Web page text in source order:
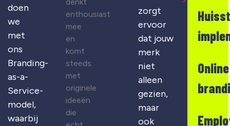
doen
we
met
ons
Branding-
as-a-
Service-
model,
waarbij
enthousiast
mee
en
komt
steeds
met
originele
ideeën
die
zorgt
ervoor
dat jouw
merk
niet
alleen
gezien,
maar
ook
Online